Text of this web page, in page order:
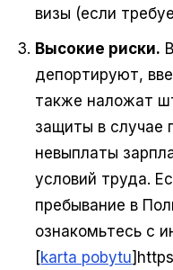
визы (если
Высокие риски.
депортируют,
также наложат
защиты в случае
невыплаты
условий труда.
пребывание в
ознакомьтесь с
[karta pobytu